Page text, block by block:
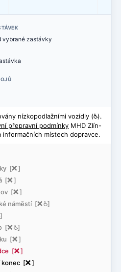
[ë]
[ë]
[ë]
náměstí [ë@]
]
[ë@]
[ë]
[ë]
konec [ë]
vybrané zastávky
nízkopodlažními vozidly (@).
přepravní podmínky MHD Zlín-
místech dopravce.